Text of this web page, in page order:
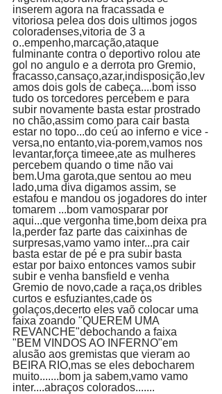
inserem agora na fracassada e
vitoriosa pelea dos dois ultimos jogos
coloradenses,vitoria de 3 a
o..empenho,marcação,ataque
fulminante contra o deportivo rolou ate
gol no angulo e a derrota pro Gremio,
fracasso,cansaço,azar,indisposição,lev
amos dois gols de cabeça....bom isso
tudo os torcedores percebem e para
subir novamente basta estar prostrado
no chão,assim como para cair basta
estar no topo...do ceú ao inferno e vice -
versa,no entanto,via-porem,vamos nos
levantar,força timeee,ate as mulheres
percebem quando o time não vai
bem.Uma garota,que sentou ao meu
lado,uma diva digamos assim, se
estafou e mandou os jogadores do inter
tomarem ...bom vamosparar por
aqui...que vergonha time,bom deixa pra
la,perder faz parte das caixinhas de
surpresas,vamo vamo inter...pra cair
basta estar de pé e pra subir basta
estar por baixo entonces vamos subir
subir e venha bansfield e venha
Gremio de novo,cade a raça,os dribles
curtos e esfuziantes,cade os
golaços,decerto eles vaõ colocar uma
faixa zoando "QUEREM UMA
REVANCHE"debochando a faixa
"BEM VINDOS AO INFERNO"em
alusão aos gremistas que vieram ao
BEIRA RIO,mas se eles debocharem
muito.......bom ja sabem,vamo vamo
inter....abraços colorados.......